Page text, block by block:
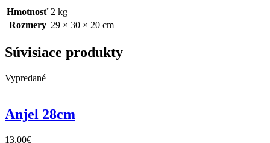
Hmotnosť 2 kg
Rozmery 29 × 30 × 20 cm
Súvisiace produkty
Vypredané
Anjel 28cm
13.00€